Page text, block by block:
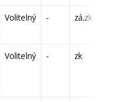
Volitelný - zá,zk
Volitelný - zk